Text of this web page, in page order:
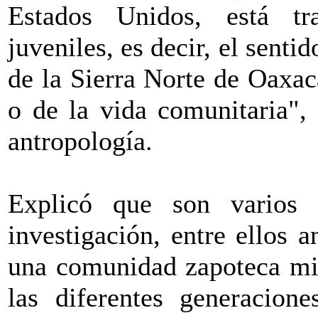
Estados Unidos, está
juveniles, es decir, el
de la Sierra Norte de
o de la vida comunitaria",
antropología.
Explicó que son varios
investigación, entre ellos
una comunidad zapoteca
las diferentes